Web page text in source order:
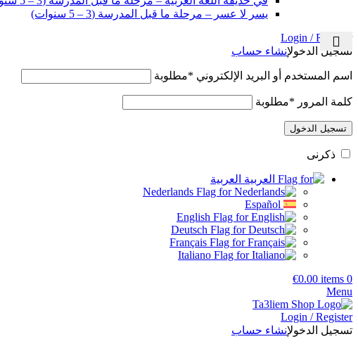
يسر لا عسر – مرحلة ما قبل المدرسة (3 – 5 سنوات)
Login / Register
تسجيل الدخولإنشاء حساب
اسم المستخدم أو البريد الإلكتروني *مطلوبة
كلمة المرور *مطلوبة
تسجيل الدخول
ذكرنى
العربية
Nederlands
Español
English
Deutsch
Français
Italiano
0
items
€0.00
Menu
Login / Register
تسجيل الدخولإنشاء حساب